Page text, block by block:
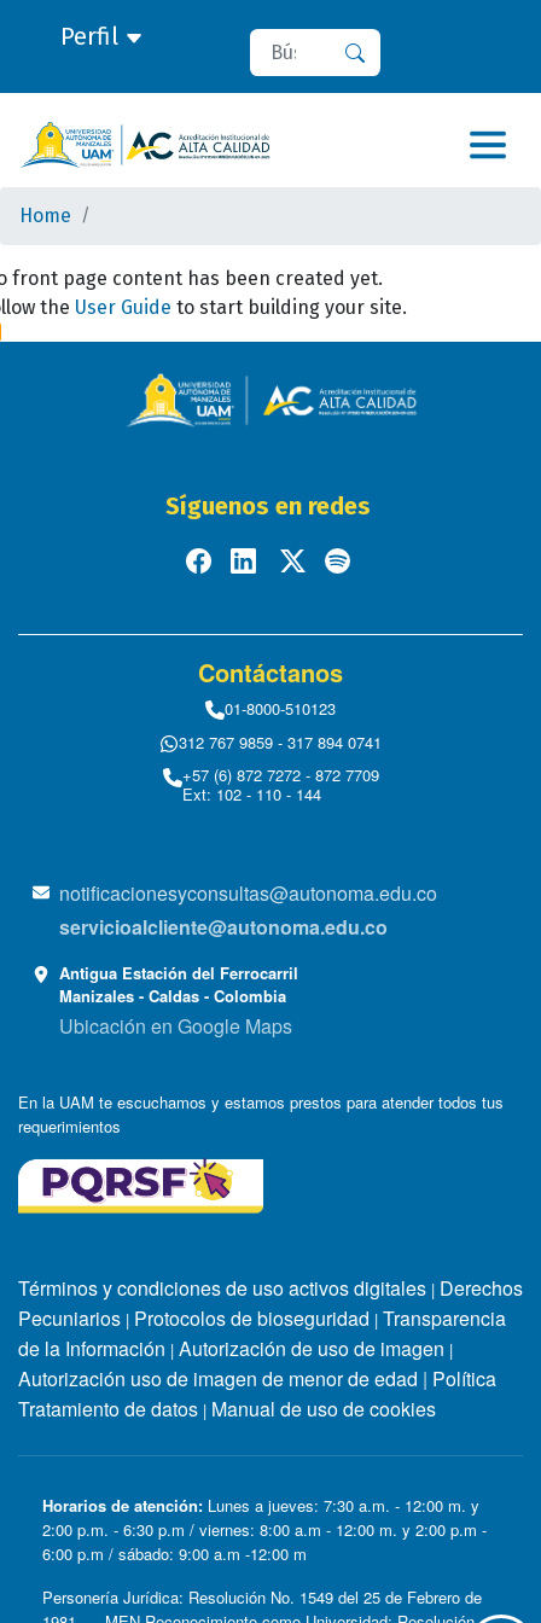
Perfil Search
Home
front page content has been created yet.
the User Guide to start building your site.
Síguenos en redes
Contáctanos
01-8000-510123
312 767 9859 - 317 894 0741
+57 (6) 872 7272 - 872 7709
Ext: 102 - 110 - 144
notificacionesyconsultas@autonoma.edu.co
servicioalcliente@autonoma.edu.co
Antigua Estación del Ferrocarril
Manizales - Caldas - Colombia
Ubicación en Google Maps
En la UAM te escuchamos y estamos prestos para atender todos tus
requerimientos
Términos y condiciones de uso activos digitales | Derechos
Pecuniarios | Protocolos de bioseguridad | Transparencia
de la Información | Autorización de uso de imagen |
Autorización uso de imagen de menor de edad | Política
Tratamiento de datos | Manual de uso de cookies
Horarios de atención: Lunes a jueves: 7:30 a.m. - 12:00 m. y
2:00 p.m. - 6:30 p.m / viernes: 8:00 a.m - 12:00 m. y 2:00 p.m -
6:00 p.m / sábado: 9:00 a.m -12:00 m
Personería Jurídica: Resolución No. 1549 del 25 de Febrero de